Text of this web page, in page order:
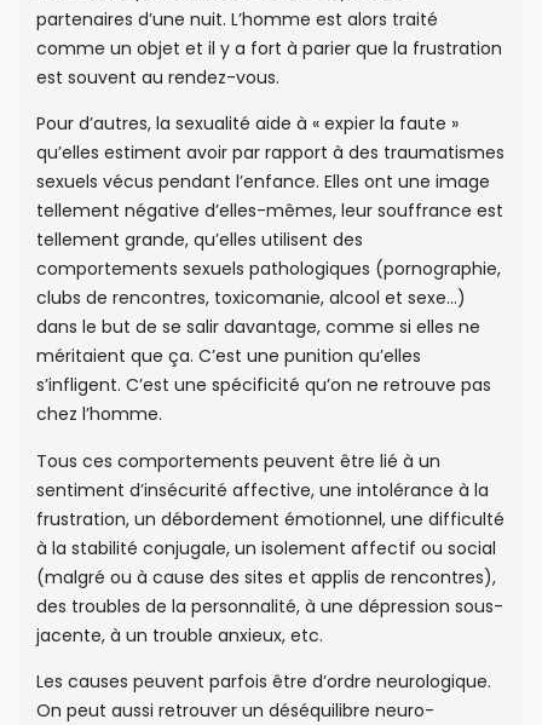
partenaires d’une nuit. L’homme est alors traité
comme un objet et il y a fort à parier que la frustration
est souvent au rendez-vous.
Pour d’autres, la sexualité aide à « expier la faute »
qu’elles estiment avoir par rapport à des traumatismes
sexuels vécus pendant l’enfance. Elles ont une image
tellement négative d’elles-mêmes, leur souffrance est
tellement grande, qu’elles utilisent des
comportements sexuels pathologiques (pornographie,
clubs de rencontres, toxicomanie, alcool et sexe…)
dans le but de se salir davantage, comme si elles ne
méritaient que ça. C’est une punition qu’elles
s’infligent. C’est une spécificité qu’on ne retrouve pas
chez l’homme.
Tous ces comportements peuvent être lié à un
sentiment d’insécurité affective, une intolérance à la
frustration, un débordement émotionnel, une difficulté
à la stabilité conjugale, un isolement affectif ou social
(malgré ou à cause des sites et applis de rencontres),
des troubles de la personnalité, à une dépression sous-
jacente, à un trouble anxieux, etc.
Les causes peuvent parfois être d’ordre neurologique.
On peut aussi retrouver un déséquilibre neuro-